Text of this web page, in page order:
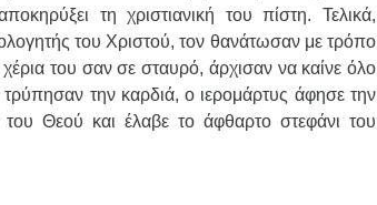
τη χριστιανική του πίστη. Τελικά,
του Χριστού, τον θανάτωσαν με τρόπο
του σαν σε σταυρό, άρχισαν να καίνε όλο
την καρδιά, ο ιερομάρτυς άφησε την
Θεού και έλαβε το άφθαρτο στεφάνι του